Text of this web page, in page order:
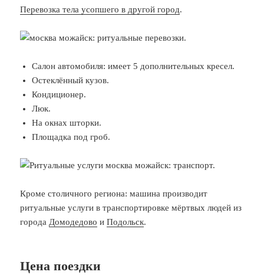
Перевозка тела усопшего в другой город.
Салон автомобиля: имеет 5 дополнительных кресел.
Остеклённый кузов.
Кондиционер.
Люк.
На окнах шторки.
Площадка под гроб.
Кроме столичного региона: машина производит
ритуальные услуги в транспортировке мёртвых людей из
городаДомодедово иПодольск.
Цена поездки